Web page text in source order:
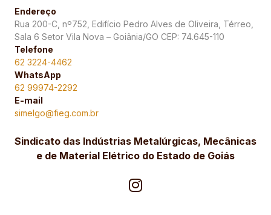
Endereço
Rua 200-C, nº752, Edifício Pedro Alves de Oliveira, Térreo,
Sala 6 Setor Vila Nova – Goiânia/GO CEP: 74.645-110
Telefone
62 3224-4462
WhatsApp
62 99974-2292
E-mail
simelgo@fieg.com.br
Sindicato das Indústrias Metalúrgicas, Mecânicas
e de Material Elétrico do Estado de Goiás